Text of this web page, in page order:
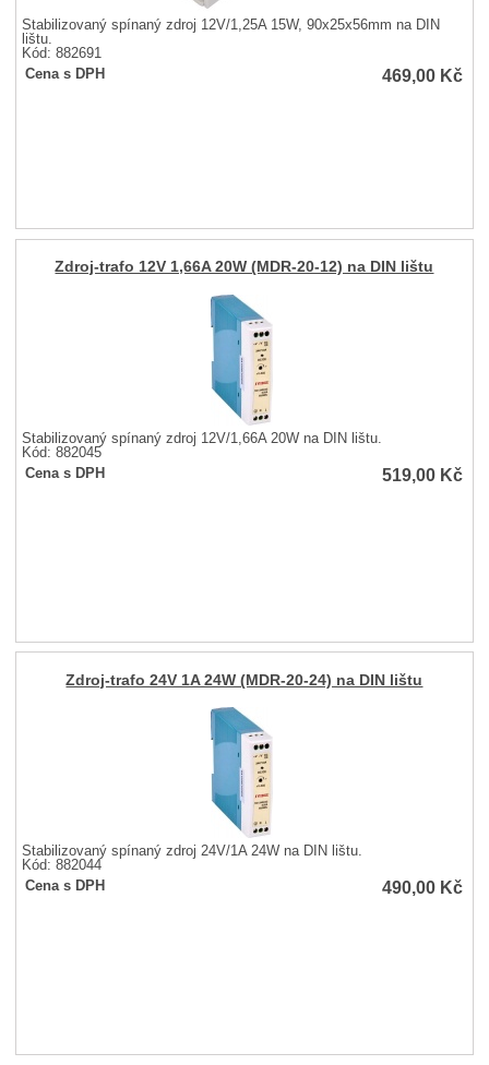
Stabilizovaný spínaný zdroj 12V/1,25A 15W, 90x25x56mm na DIN
lištu.
Kód: 882691
Cena s DPH
469,00 Kč
Zdroj-trafo 12V 1,66A 20W (MDR-20-12) na DIN lištu
Stabilizovaný spínaný zdroj 12V/1,66A 20W na DIN lištu.
Kód: 882045
Cena s DPH
519,00 Kč
Zdroj-trafo 24V 1A 24W (MDR-20-24) na DIN lištu
Stabilizovaný spínaný zdroj 24V/1A 24W na DIN lištu.
Kód: 882044
Cena s DPH
490,00 Kč